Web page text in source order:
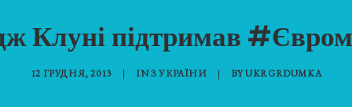
Клуні підтримав
12 ГРУДНЯ, 2013 | INЗ УКРАЇНИ | BYUKRGRDUMKA